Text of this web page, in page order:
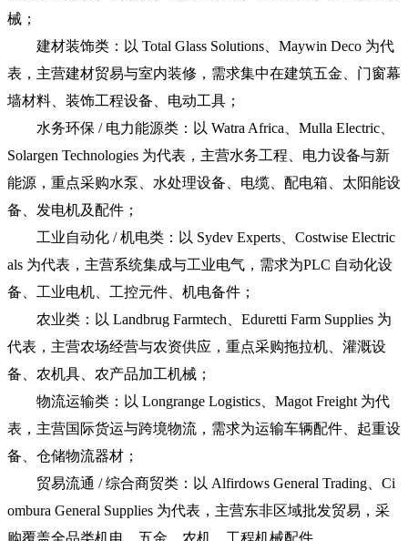
械；
建材装饰类：以 Total Glass Solutions、Maywin Deco 为代
表，主营建材贸易与室内装修，需求集中在建筑五金、门窗幕
墙材料、装饰工程设备、电动工具；
水务环保 / 电力能源类：以 Watra Africa、Mulla Electric、
Solargen Technologies 为代表，主营水务工程、电力设备与新
能源，重点采购水泵、水处理设备、电缆、配电箱、太阳能设
备、发电机及配件；
工业自动化 / 机电类：以 Sydev Experts、Costwise Electric
als 为代表，主营系统集成与工业电气，需求为PLC 自动化设
备、工业电机、工控元件、机电备件；
农业类：以 Landbrug Farmtech、Eduretti Farm Supplies 为
代表，主营农场经营与农资供应，重点采购拖拉机、灌溉设
备、农机具、农产品加工机械；
物流运输类：以 Longrange Logistics、Magot Freight 为代
表，主营国际货运与跨境物流，需求为运输车辆配件、起重设
备、仓储物流器材；
贸易流通 / 综合商贸类：以 Alfirdows General Trading、Ci
ombura General Supplies 为代表，主营东非区域批发贸易，采
购覆盖全品类机电、五金、农机、工程机械配件。